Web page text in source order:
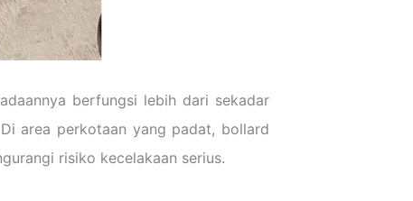
berfungsi lebih dari sekadar
area perkotaan yang padat, bollard
risiko kecelakaan serius.